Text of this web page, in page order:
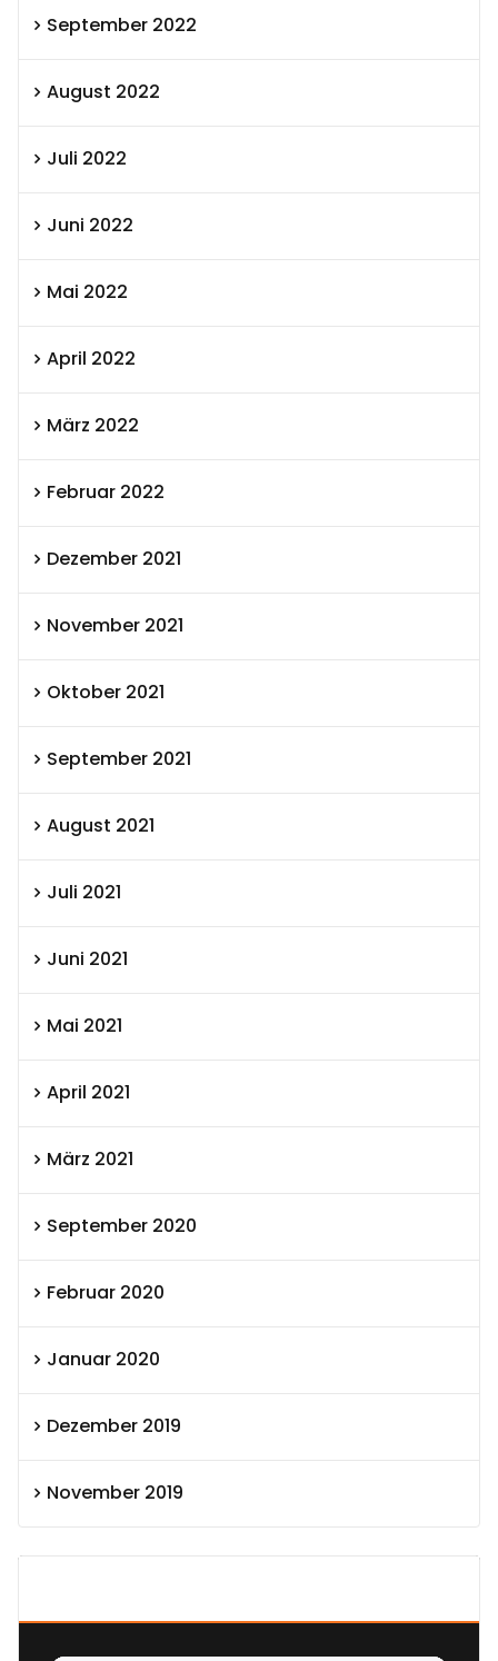
September 2022
August 2022
Juli 2022
Juni 2022
Mai 2022
April 2022
März 2022
Februar 2022
Dezember 2021
November 2021
Oktober 2021
September 2021
August 2021
Juli 2021
Juni 2021
Mai 2021
April 2021
März 2021
September 2020
Februar 2020
Januar 2020
Dezember 2019
November 2019